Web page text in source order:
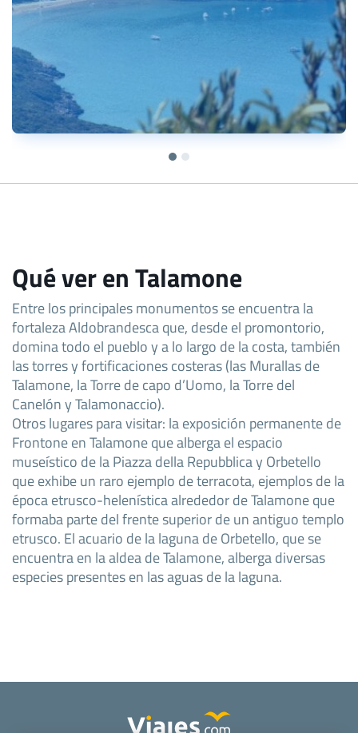
Qué ver en Talamone
Entre los principales monumentos se encuentra la
fortaleza Aldobrandesca que, desde el promontorio,
domina todo el pueblo y a lo largo de la costa, también
las torres y fortificaciones costeras (las Murallas de
Talamone, la Torre de capo d’Uomo, la Torre del
Canelón y Talamonaccio).
Otros lugares para visitar: la exposición permanente de
Frontone en Talamone que alberga el espacio
museístico de la Piazza della Repubblica y Orbetello
que exhibe un raro ejemplo de terracota, ejemplos de la
época etrusco-helenística alrededor de Talamone que
formaba parte del frente superior de un antiguo templo
etrusco. El acuario de la laguna de Orbetello, que se
encuentra en la aldea de Talamone, alberga diversas
especies presentes en las aguas de la laguna.